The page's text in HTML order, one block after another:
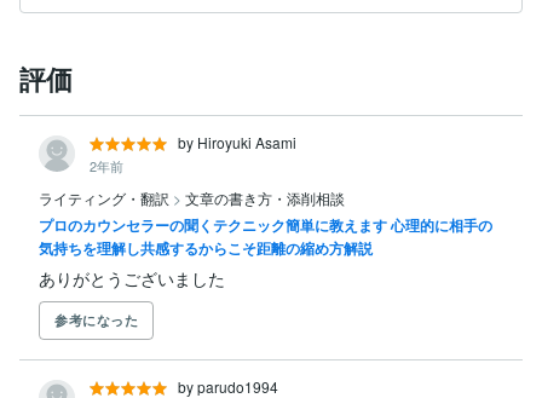
評価
by Hiroyuki Asami
2年前
ライティング・翻訳 > 文章の書き方・添削相談
プロのカウンセラーの聞くテクニック簡単に教えます 心理的に相手の
気持ちを理解し共感するからこそ距離の縮め方解説
ありがとうございました
参考になった
by parudo1994